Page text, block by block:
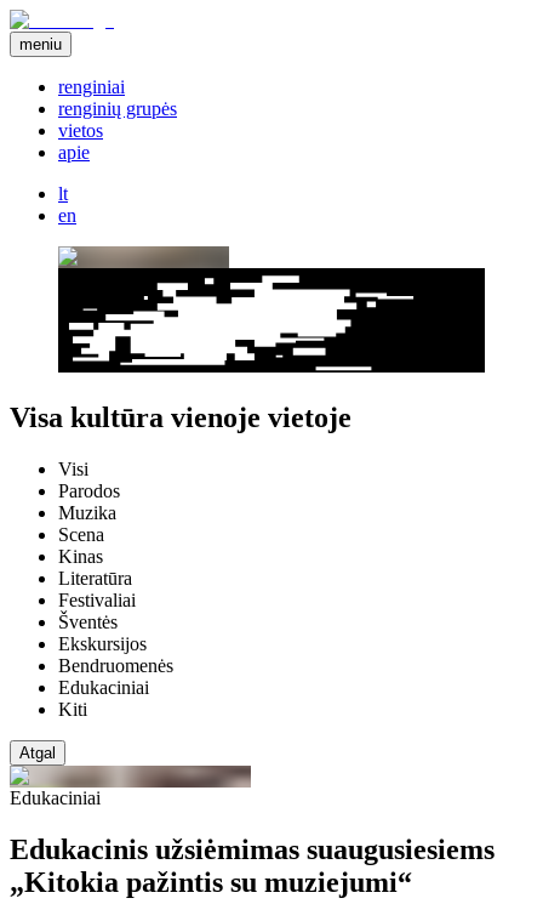
meniu
renginiai
renginių grupės
vietos
apie
lt
en
Visa kultūra vienoje vietoje
Visi
Parodos
Muzika
Scena
Kinas
Literatūra
Festivaliai
Šventės
Ekskursijos
Bendruomenės
Edukaciniai
Kiti
Atgal
Edukaciniai
Edukacinis užsiėmimas suaugusiesiems
„Kitokia pažintis su muziejumi“